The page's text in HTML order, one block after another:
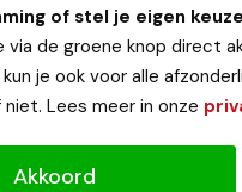
of stel je eigen
via de groene knop direct
je ook voor alle
Lees meer in onze
Akkoord
in Nijmegen door de
winkeldiefstal en raakte